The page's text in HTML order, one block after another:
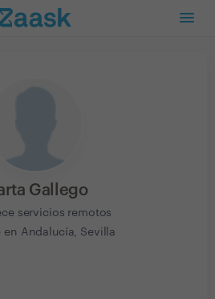
Gallego
servicios remotos
en Andalucía, Sevilla